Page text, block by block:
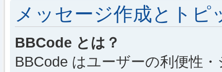
メッセージ作成とトピ
BBCode とは？
BBCode はユーザーの利便性